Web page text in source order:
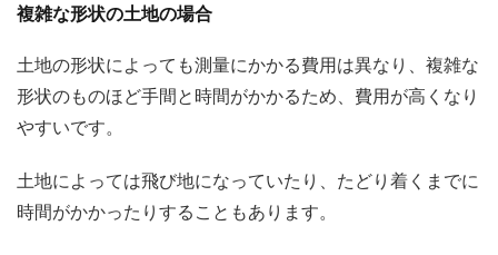
複雑な形状の土地の場合
土地の形状によっても測量にかかる費用は異なり、複雑な
形状のものほど手間と時間がかかるため、費用が高くなり
やすいです。
土地によっては飛び地になっていたり、たどり着くまでに
時間がかかったりすることもあります。